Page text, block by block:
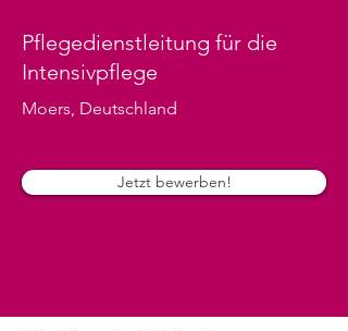
Pflegedienstleitung für die
Intensivpflege
Moers, Deutschland
Jetzt bewerben!